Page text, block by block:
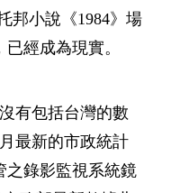
邦小說《1984》場
經成為現實。
有包括台灣的數
最新的市政統計
之錄影監視系統鏡